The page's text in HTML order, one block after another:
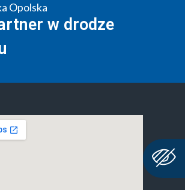
Opolska
w drodze